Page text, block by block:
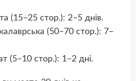
(15–25 стор.): 2–5 днів.
(50–70 стор.): 7–
(5–10 стор.): 1–2 дні.